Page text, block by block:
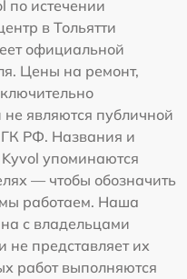
по истечении
в Тольятти
официальной
Цены на ремонт,
являются публичной
ГК РФ. Названия и
упоминаются
— чтобы обозначить
мы работаем. Наша
с владельцами
не представляет их
работ выполняются